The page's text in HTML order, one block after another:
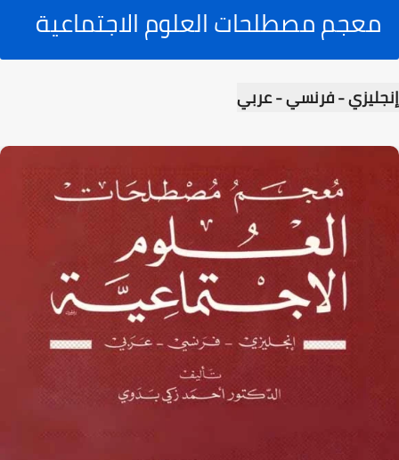
معجم مصطلحات العلوم الاجتماعية
إنجليزي - فرنسي - عربي